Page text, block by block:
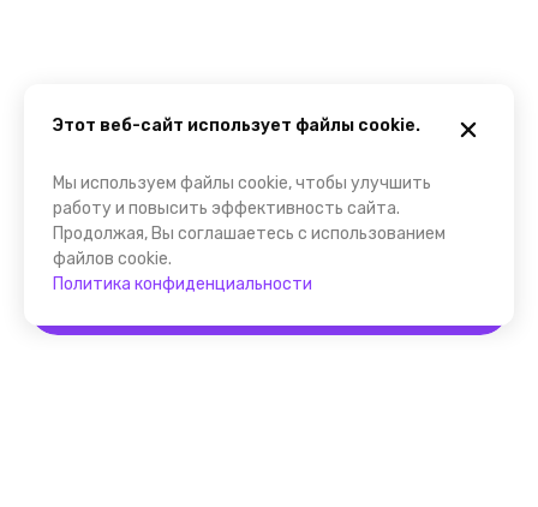
Этот веб-сайт использует файлы cookie.
Мы используем файлы cookie, чтобы улучшить
работу и повысить эффективность сайта.
Продолжая, Вы соглашаетесь с использованием
файлов cookie.
Политика конфиденциальности